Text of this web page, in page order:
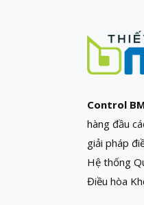
Control
hàng đầu
giải pháp
Hệ thống
Điều hòa